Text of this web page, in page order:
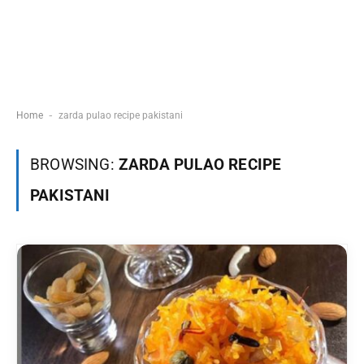
Home - zarda pulao recipe pakistani
BROWSING: ZARDA PULAO RECIPE
PAKISTANI